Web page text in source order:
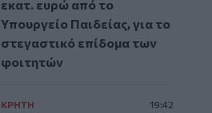
εκατ. ευρώ από το
Υπουργείο Παιδείας, για το
στεγαστικό επίδομα των
φοιτητών
ΚΡΗΤΗ 19:42